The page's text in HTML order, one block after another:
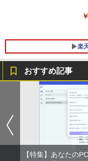
楽
おすすめ記事
【特集】あなたの